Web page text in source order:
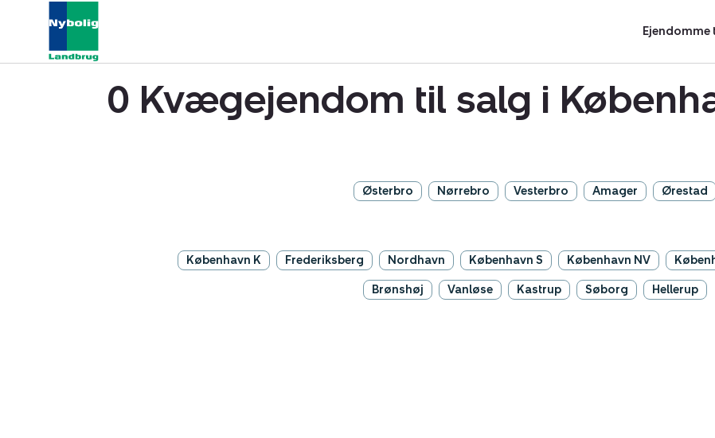
Ejendomme
0 Kvægejendom til salg i
Østerbro Nørrebro Vesterbro Amager Ørestad
København K Frederiksberg Nordhavn København S København NV
Brønshøj Vanløse Kastrup Søborg Hellerup